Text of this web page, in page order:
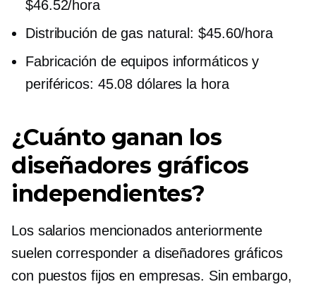
$46.52/hora
Distribución de gas natural: $45.60/hora
Fabricación de equipos informáticos y
periféricos: 45.08 dólares la hora
¿Cuánto ganan los
diseñadores gráficos
independientes?
Los salarios mencionados anteriormente
suelen corresponder a diseñadores gráficos
con puestos fijos en empresas. Sin embargo,